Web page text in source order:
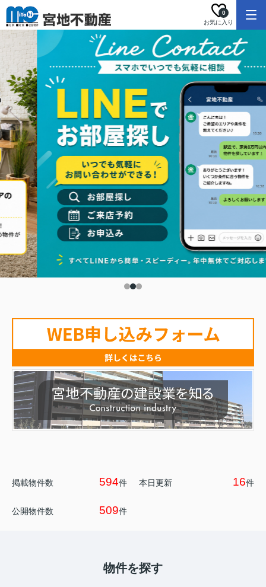
お気に入り
0
掲載物件数 594件 本日更新 16件
公開物件数 509件
物件を探す